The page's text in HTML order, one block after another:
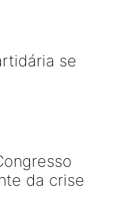
se
da crise